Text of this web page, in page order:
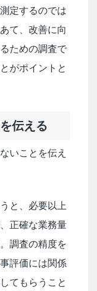
定するのでは
て、改善に向
ための調査で
がポイントと
伝える
いことを伝え
と、必要以上
正確な業務量
調査の精度を
評価には関係
てもらうこと